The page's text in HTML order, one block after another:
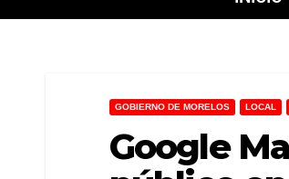
GOBIERNO DE MORELOS LOCAL
Google